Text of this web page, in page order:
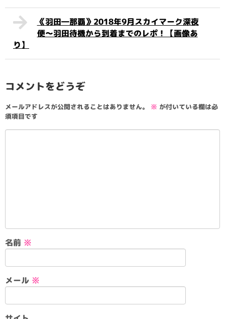
《羽田―那覇》2018年9月スカイマーク深夜
便〜羽田待機から到着までのレポ！【画像あ
り】
コメントをどうぞ
メールアドレスが公開されることはありません。 ※ が付いている欄は必
須項目です
名前 ※
メール ※